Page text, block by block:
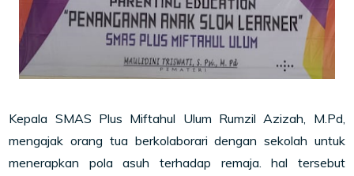
Kepala SMAS Plus Miftahul Ulum Rumzil Azizah, M.Pd,
mengajak orang tua berkolaborari dengan sekolah untuk
menerapkan pola asuh terhadap remaja. hal tersebut